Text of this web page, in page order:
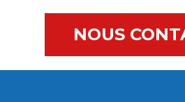
NOUS